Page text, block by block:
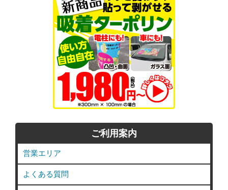
ご利用案内
営業エリア
よくある質問